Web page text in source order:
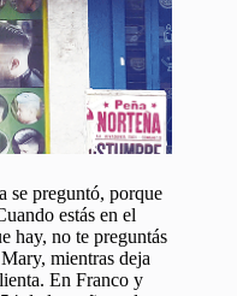
se preguntó, porque
estás en el
hay, no te preguntás
mientras deja
En Franco y